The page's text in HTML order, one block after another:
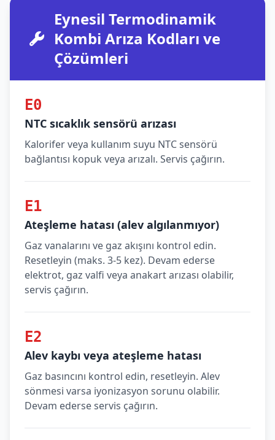
Eynesil Termodinamik
Kombi Arıza Kodları ve
Çözümleri
E0
NTC sıcaklık sensörü arızası
Kalorifer veya kullanım suyu NTC sensörü
bağlantısı kopuk veya arızalı. Servis çağırın.
E1
Ateşleme hatası (alev algılanmıyor)
Gaz vanalarını ve gaz akışını kontrol edin.
Resetleyin (maks. 3-5 kez). Devam ederse
elektrot, gaz valfi veya anakart arızası olabilir,
servis çağırın.
E2
Alev kaybı veya ateşleme hatası
Gaz basıncını kontrol edin, resetleyin. Alev
sönmesi varsa iyonizasyon sorunu olabilir.
Devam ederse servis çağırın.